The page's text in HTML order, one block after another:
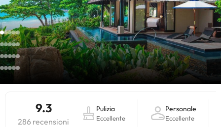
9.3
286 recensioni
Pulizia
Eccellente
Personale
Eccellente